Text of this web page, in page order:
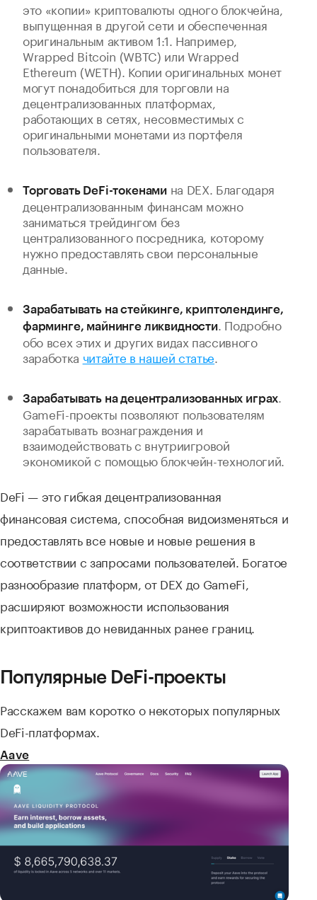
это «копии» криптовалюты одного блокчейна,
выпущенная в другой сети и обеспеченная
оригинальным активом 1:1. Например,
Wrapped Bitcoin (WBTC) или Wrapped
Ethereum (WETH). Копии оригинальных монет
могут понадобиться для торговли на
децентрализованных платформах,
работающих в сетях, несовместимых с
оригинальными монетами из портфеля
пользователя.
Торговать DeFi-токенами на DEX. Благодаря
децентрализованным финансам можно
заниматься трейдингом без
централизованного посредника, которому
нужно предоставлять свои персональные
данные.
Зарабатывать на стейкинге, криптолендинге,
фарминге, майнинге ликвидности. Подробно
обо всех этих и других видах пассивного
заработка читайте в нашей статье
Зарабатывать на децентрализованных играх
GameFi-проекты позволяют пользователям
зарабатывать вознаграждения и
взаимодействовать с внутриигровой
экономикой с помощью блокчейн-технологий.
DeFi — это гибкая децентрализованная
финансовая система, способная видоизменяться и
предоставлять все новые и новые решения в
соответствии с запросами пользователей. Богатое
разнообразие платформ, от DEX до GameFi,
расширяют возможности использования
криптоактивов до невиданных ранее границ.
Популярные DeFi-проекты
Расскажем вам коротко о некоторых популярных
DeFi-платформах.
Aave